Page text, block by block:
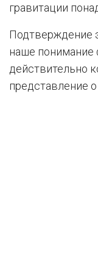
гравитации
Подтверждение
наше понимание
действительно
представление